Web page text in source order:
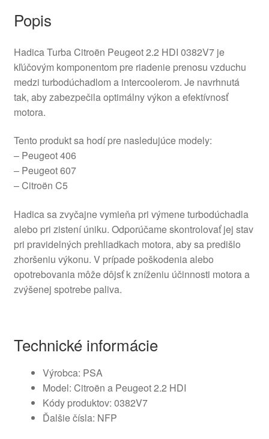
Popis
Hadica Turba Citroën Peugeot 2.2 HDI 0382V7 je
kľúčovým komponentom pre riadenie prenosu vzduchu
medzi turbodúchadlom a intercoolerom. Je navrhnutá
tak, aby zabezpečila optimálny výkon a efektívnosť
motora.
Tento produkt sa hodí pre nasledujúce modely:
– Peugeot 406
– Peugeot 607
– Citroën C5
Hadica sa zvyčajne vymieňa pri výmene turbodúchadla
alebo pri zistení úniku. Odporúčame skontrolovať jej stav
pri pravidelných prehliadkach motora, aby sa predišlo
zhoršeniu výkonu. V prípade poškodenia alebo
opotrebovania môže dôjsť k zníženiu účinnosti motora a
zvýšenej spotrebe paliva.
Technické informácie
Výrobca: PSA
Model: Citroën a Peugeot 2.2 HDI
Kódy produktov: 0382V7
Ďalšie čísla: NFP